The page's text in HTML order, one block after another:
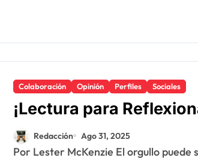
Colaboración Opinión Perfiles Sociales
¡Lectura para
Redacción Ago 31, 2025
Por Lester McKenzie El orgullo